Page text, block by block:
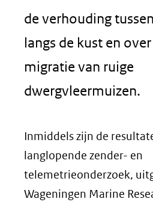
de verhouding
langs de kust en
migratie van ruige
dwergvleermuizen.
Inmiddels zijn de
langlopende zender- en
telemetrieonderzoek,
Wageningen Marine